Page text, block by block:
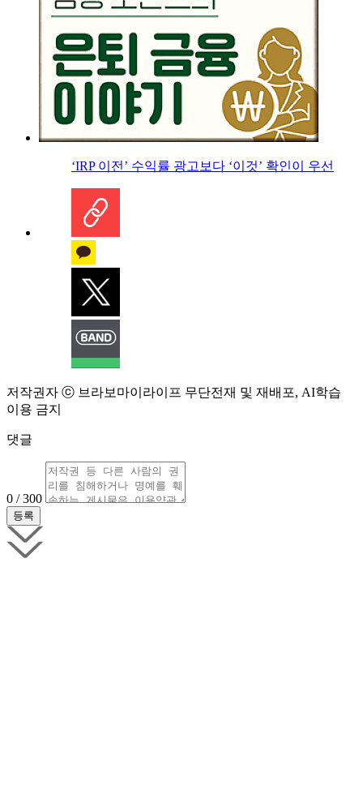
‘IRP 이전’ 수익률 광고보다 ‘이것’ 확인이 우선
저작권자 ⓒ 브라보마이라이프 무단전재 및 재배포, AI학습
이용 금지
댓글
0 / 300